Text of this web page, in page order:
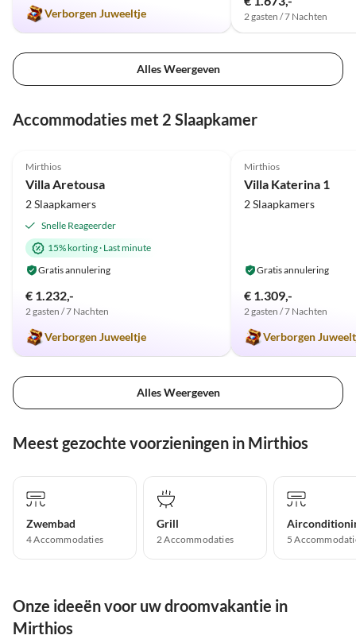
ausgezeichnete Organisation !
Verborgen Juweeltje 2 gasten / 7 Nachten
Alles Weergeven
Accommodaties met 2 Slaapkamer
Mirthios
Villa Aretousa
2 Slaapkamers
Snelle Reageerder
15% korting· Last minute
Gratis annulering
€ 1.232,-
2 gasten / 7 Nachten
Verborgen Juweeltje
Mirthios
Villa Katerina 1
2 Slaapkamers
Gratis annulering
€ 1.309,-
2 gasten / 7 Nachten
Verborgen
Alles Weergeven
Meest gezochte voorzieningen in Mirthios
Zwembad
4 Accommodaties
Grill
2 Accommodaties 5
Onze ideeën voor uw droomvakantie in
Mirthios